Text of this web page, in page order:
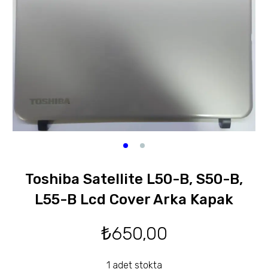
Toshiba Satellite L50-B, S50-B,
L55-B Lcd Cover Arka Kapak
₺650,00
1 adet stokta